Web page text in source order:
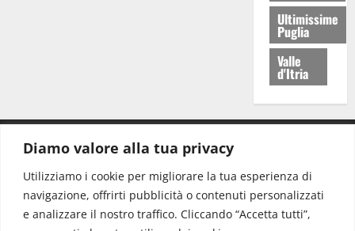
Diamo valore alla tua privacy
Utilizziamo i cookie per migliorare la tua esperienza di
navigazione, offrirti pubblicità o contenuti personalizzati
e analizzare il nostro traffico. Cliccando “Accetta tutti”,
Ultimissime
Puglia
Valle
d'Itria
Redazione: redazione@www.martinasera.it
Direttore:direttore@www.martinasera.it